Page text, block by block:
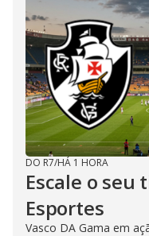
DO R7/HÁ 1 HORA
Escale o seu
Esportes
Vasco DA Gama em